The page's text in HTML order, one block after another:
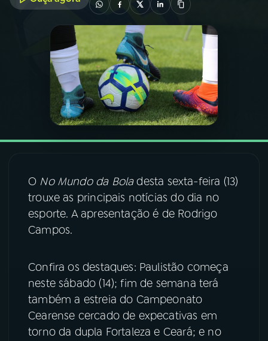
PROGRAMAÇÃO
PROGRAMAS
PODCASTS
08FESTIVAL DE MÚSICA
ACOMPANHE A RÁDIO NACIONAL
YouTube Facebook
Instagram
O No Mundo da Boladesta sexta-feira (13)
trouxe as principais notícias do dia no
esporte. A apresentação é de Rodrigo
Campos.
Confira os destaques: Paulistão começa
neste sábado (14); fim de semana terá
também a estreia do Campeonato
Cearense cercado de expecativas em
torno da dupla Fortaleza e Ceará; e no